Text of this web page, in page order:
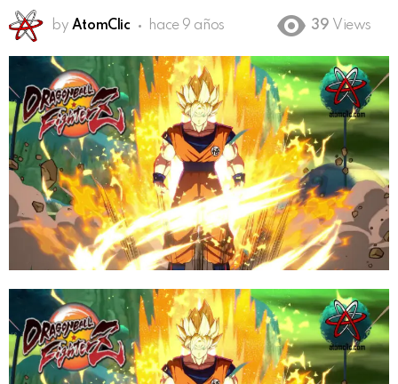
by AtomClic hace 9 años 39 Views